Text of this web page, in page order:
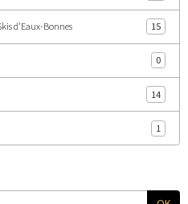
d'Eaux-Bonnes 15
0
14
1